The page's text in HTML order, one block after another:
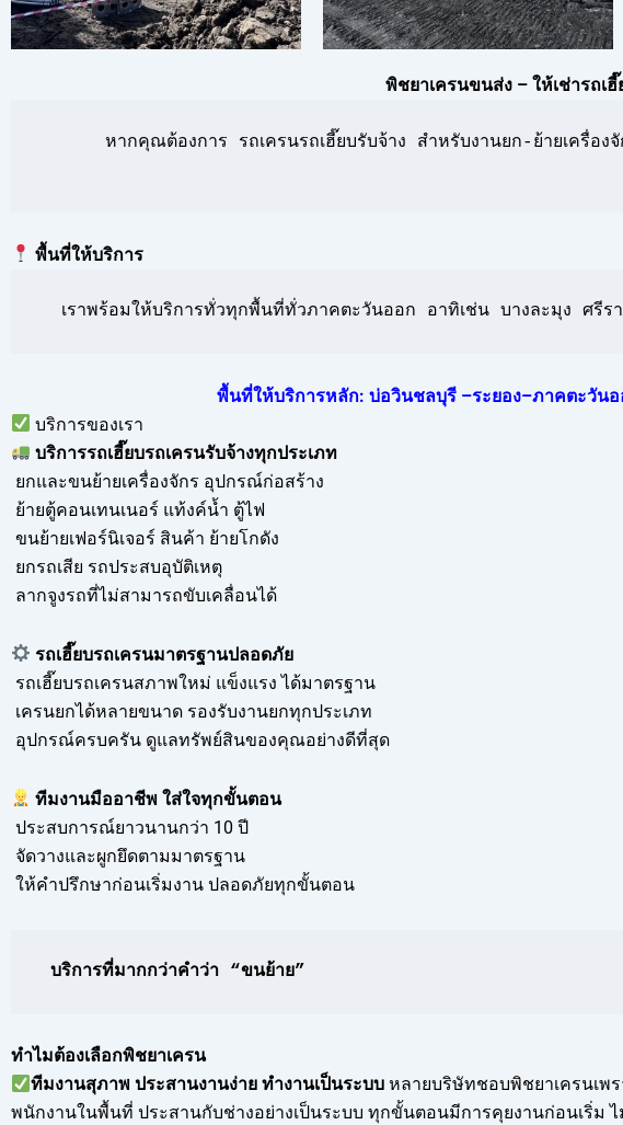
พิชยาเครนขนส่ง – ให้เช่ารถ
หากคุณต้องการ รถเครนรถเฮี๊ยบรับจ้าง สำหรับงานยก-ย้ายเครื่อ
พื้นที่ให้บริการ
เราพร้อมให้บริการทั่วทุกพื้นที่ทั่วภาคตะวันออก อาทิเช่น บางละมุง ศรี
พื้นที่ให้บริการหลัก: บ่อวินชลบุรี –ระยอง–ภาคตะวัน
บริการของเรา
บริการรถเฮี๊ยบรถเครนรับจ้างทุกประเภท
ยกและขนย้ายเครื่องจักร อุปกรณ์ก่อสร้าง
ย้ายตู้คอนเทนเนอร์ แท้งค์น้ำ ตู้ไฟ
ขนย้ายเฟอร์นิเจอร์ สินค้า ย้ายโกดัง
ยกรถเสีย รถประสบอุบัติเหตุ
ลากจูงรถที่ไม่สามารถขับเคลื่อนได้
รถเฮี๊ยบรถเครนมาตรฐานปลอดภัย
รถเฮี๊ยบรถเครนสภาพใหม่ แข็งแรง ได้มาตรฐาน
เครนยกได้หลายขนาด รองรับงานยกทุกประเภท
อุปกรณ์ครบครัน ดูแลทรัพย์สินของคุณอย่างดีที่สุด
ทีมงานมืออาชีพ ใส่ใจทุกขั้นตอน
ประสบการณ์ยาวนานกว่า 10 ปี
จัดวางและผูกยึดตามมาตรฐาน
ให้คำปรึกษาก่อนเริ่มงาน ปลอดภัยทุกขั้นตอน
บริการที่มากกว่าคำว่า “ขนย้าย”
ทำไมต้องเลือกพิชยาเครน
ทีมงานสุภาพ ประสานงานง่าย ทำงานเป็นระบบหลายบริษัทชอบพิชยาเครนเพ
พนักงานในพื้นที่ ประสานกับช่างอย่างเป็นระบบ ทุกขั้นตอนมีการคุยงานก่อนเริ่ม